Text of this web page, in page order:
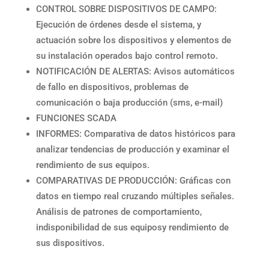
CONTROL SOBRE DISPOSITIVOS DE CAMPO:
Ejecución de órdenes desde el sistema, y
actuación sobre los dispositivos y elementos de
su instalación operados bajo control remoto.
NOTIFICACIÓN DE ALERTAS: Avisos automáticos
de fallo en dispositivos, problemas de
comunicación o baja producción (sms, e-mail)
FUNCIONES SCADA
INFORMES: Comparativa de datos históricos para
analizar tendencias de producción y examinar el
rendimiento de sus equipos.
COMPARATIVAS DE PRODUCCIÓN: Gráficas con
datos en tiempo real cruzando múltiples señales.
Análisis de patrones de comportamiento,
indisponibilidad de sus equiposy rendimiento de
sus dispositivos.